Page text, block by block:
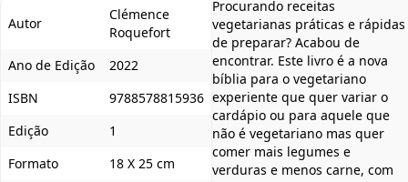
Autor
Clémence
Roquefort
Ano de Edição
2022
ISBN
9788578815936
Edição
1
Formato
18 X 25 cm
Procurando receitas
vegetarianas práticas e rápidas
de preparar? Acabou de
encontrar. Este livro é a nova
bíblia para o vegetariano
experiente que quer variar o
cardápio ou para aquele que
não é vegetariano mas quer
comer mais legumes e
verduras e menos carne, com